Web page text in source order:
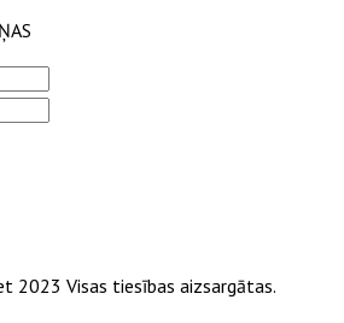
2023 Visas tiesības aizsargātas.